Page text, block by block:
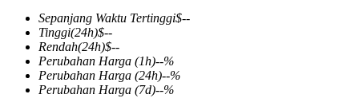
COIN-M Berjangka
Mata Uang Kripto Berjangka
Sepanjang Waktu Tertinggi$--
Tinggi(24h)$--
Rendah(24h)$--
Perubahan Harga (1h)--%
Perubahan Harga (24h)--%
Perubahan Harga (7d)--%